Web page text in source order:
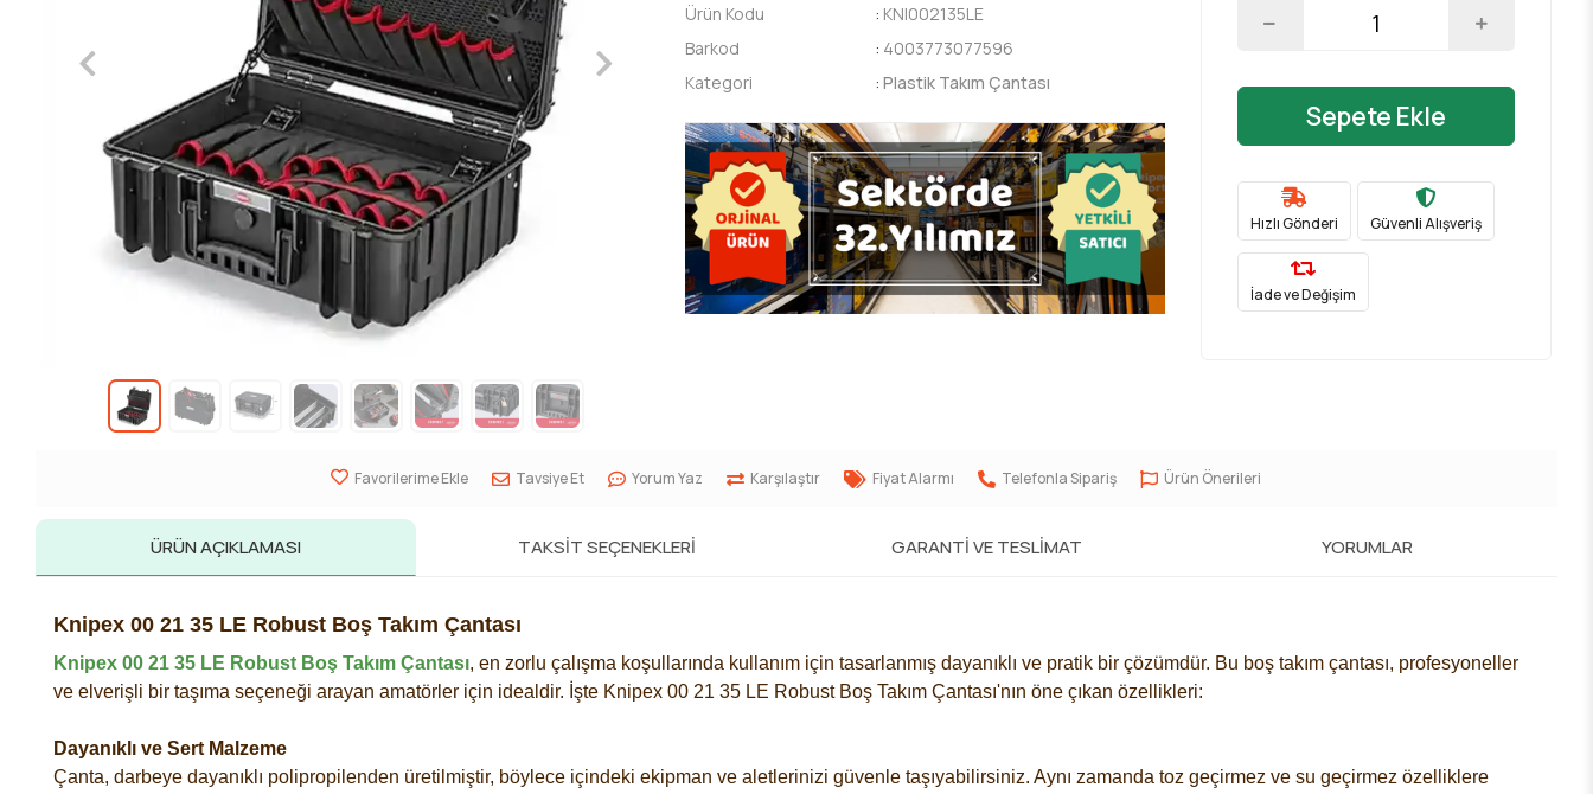
Ürün Kodu : KNI002135LE
Barkod
: 4003773077596
Kategori
:Plastik Takım Çantası
Sepete Ekle
Hızlı Gönderi Güvenli Alışveriş
İade ve Değişim
Favorilerime Ekle Tavsiye Et Yorum Yaz Karşılaştır Fiyat Alarmı Telefonla Sipariş Ürün Önerileri
ÜRÜN AÇIKLAMASI TAKSIT SEÇENEKLERI GARANTI VE TESLIMAT YORUMLAR
Knipex 00 21 35 LE Robust Boş Takım Çantası
Knipex 00 21 35 LE Robust Boş Takım Çantası, en zorlu çalışma koşullarında kullanım için tasarlanmış dayanıklı ve pratik bir çözümdür. Bu boş takım çantası, profesyoneller
ve elverişli bir taşıma seçeneği arayan amatörler için idealdir. İşte Knipex 00 21 35 LE Robust Boş Takım Çantası'nın öne çıkan özellikleri:
Dayanıklı ve Sert Malzeme
Çanta, darbeye dayanıklı polipropilenden üretilmiştir, böylece içindeki ekipman ve aletlerinizi güvenle taşıyabilirsiniz. Aynı zamanda toz geçirmez ve su geçirmez özelliklere